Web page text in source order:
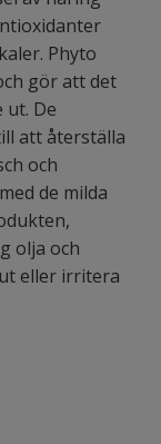
Phyto
gör att det
ut. De
att återställa
och
de milda
olja och
eller irritera